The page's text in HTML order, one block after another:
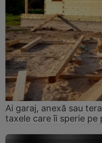
Ai garaj, anexă sau
taxele care îi sperie